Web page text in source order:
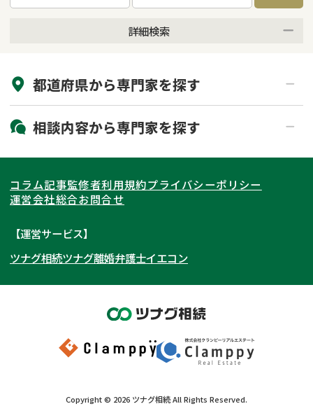
詳細検索
初回相談無料
土日祝の相談可能
都道府県から専門家を探す
北海道・東北
北海道 青森県
岩手県 宮城県
秋田県
福島県
関東
東京都 神奈川県
埼玉県
茨城県 群馬県
東海
愛知県
岐阜県 山梨県
関西
大阪府 京都府
奈良県
和歌山県
北陸・甲信越
石川県
富山県
岡山県
九州・沖縄
相談内容から専門家を探す
相続登記
遺産分割
相続手続き
家族信託
成年後見・任意後見
相続財産調査
不動産評価(相続不動産)
相続トラブル
コラム記事監修者利用規約プライバシーポリシー
運営会社総合お問合せ
【運営サービス】
ツナグ相続ツナグ離婚弁護士イエコン
Copyright © 2026 ツナグ相続All Rights Reserved.